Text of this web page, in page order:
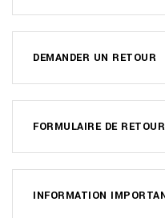
DEMANDER UN RETOUR
FORMULAIRE DE RETOUR
INFORMATION